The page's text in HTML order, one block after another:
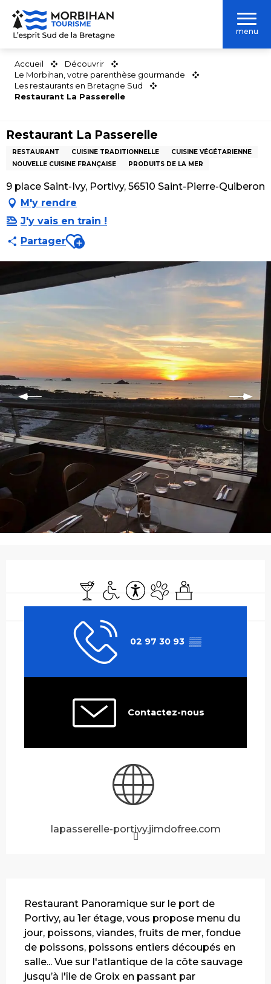
Aller
contenu
menu
Accueil
Découvrir
Le Morbihan, votre parenthèse gourmande
Les restaurants en Bretagne Sud
Restaurant La Passerelle
Restaurant La Passerelle
RESTAURANT CUISINE TRADITIONNELLE
CUISINE VÉGÉTARIENNE
NOUVELLE CUISINE FRANÇAISE
PRODUITS DE LA MER
9 place Saint-Ivy, Portivy, 56510 Saint-Pierre-Quiberon
M'y rendre
J'y vais en train !
PartagerAjouter aux favoris
Bar / Buvette
Accès handicapés
Accessibilité
Animaux acceptés
Séminaires
02 97 30 93 ▒▒
Contactez-nous
lapasserelle-portivy.jimdofree.com
Restaurant Panoramique sur le port de
Portivy, au 1er étage, vous propose menu du
jour, poissons, viandes, fruits de mer, fondue
de poissons, poissons entiers découpés en
salle... Vue sur l'atlantique de la côte sauvage
jusqu’à l'île de Groix en passant par